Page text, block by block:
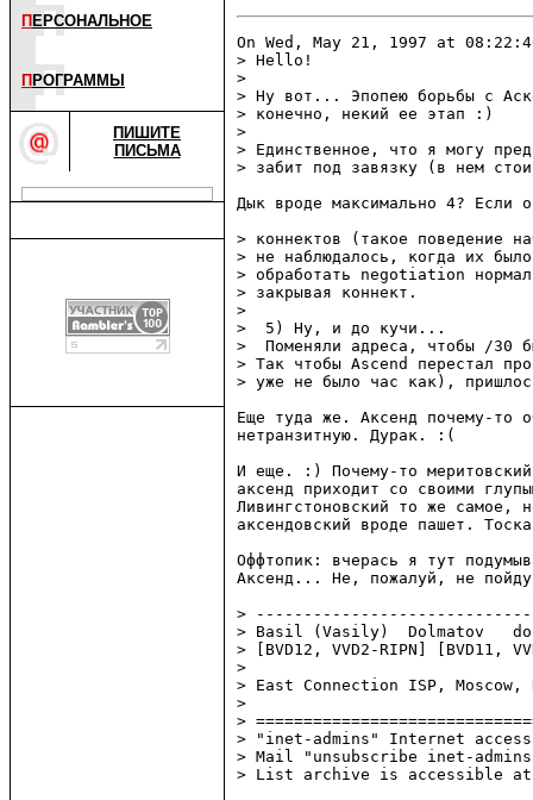
П ЕРСОНАЛЬНОЕ
П РОГРАММЫ
ПИШИТЕ
ПИСЬМА
On Wed, May 21, 1997 at
> Hello!
>
> Ну вот... Эпопею борьбы с
> конечно, некий ее этап :)
>
> Единственное, что я могу
> забит под завязку (в нем
Дык вроде максимально 4? Если
> коннектов (такое поведение
> не наблюдалось, когда их
> обработать negotiation
> закрывая коннект.
>
>  5) Ну, и до кучи...
>  Поменяли адреса, чтобы /30
> Так чтобы Ascend перестал
> уже не было час как),
Еще туда же. Аксенд почему-то
нетранзитную. Дурак. :(
И еще. :) Почему-то
аксенд приходит со своими
Ливингстоновский то же
аксендовский вроде пашет.
Оффтопик: вчерась я тут
Аксенд... Не, пожалуй, не
>
> Basil (Vasily)  Dolmatov
> [BVD12, VVD2-RIPN] [BVD11,
>
> East Connection ISP,
>
>
> "inet-admins" Internet
> Mail "unsubscribe inet-
> List archive is accessible